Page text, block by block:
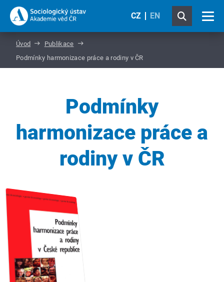
CZ EN
Úvod
Publikace
Podmínky harmonizace práce a rodiny v ČR
Podmínky
harmonizace práce a
rodiny v ČR